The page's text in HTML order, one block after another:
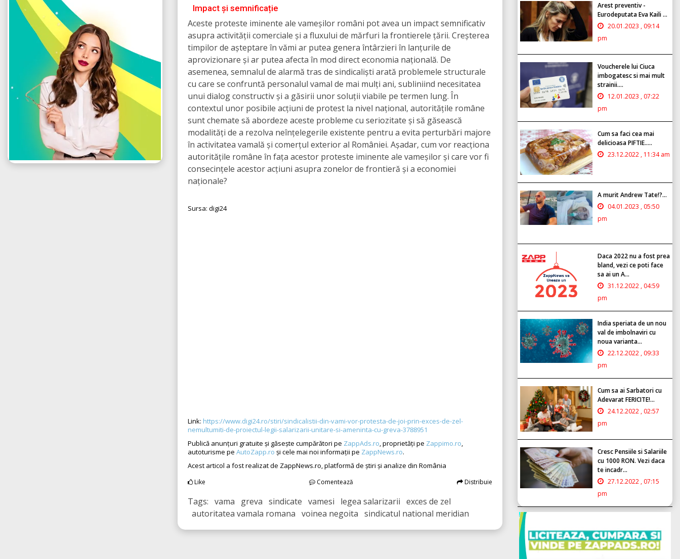
Impact și semnificație
Aceste proteste iminente ale vameșilor români pot avea un impact semnificativ
asupra activității comerciale și a fluxului de mărfuri la frontierele țării. Creșterea
timpilor de așteptare în vămi ar putea genera întârzieri în lanțurile de
aprovizionare și ar putea afecta în mod direct economia națională. De
asemenea, semnalul de alarmă tras de sindicaliști arată problemele structurale
cu care se confruntă personalul vamal de mai mulți ani, subliniind necesitatea
unui dialog constructiv și a găsirii unor soluții viabile pe termen lung. În
contextul unor posibile acțiuni de protest la nivel național, autoritățile române
sunt chemate să abordeze aceste probleme cu seriozitate și să găsească
modalități de a rezolva neînțelegerile existente pentru a evita perturbări majore
în activitatea vamală și comerțul exterior al României. Așadar, cum vor reacționa
autoritățile române în fața acestor proteste iminente ale vameșilor și care vor fi
consecințele acestor acțiuni asupra zonelor de frontieră și a economiei
naționale?
Sursa: digi24
Link: https://www.digi24.ro/stiri/sindicalistii-din-vami-vor-protesta-de-joi-prin-exces-de-zel-
nemultumiti-de-proiectul-legii-salarizarii-unitare-si-ameninta-cu-greva-3788951
Publică anunțuri gratuite și găsește cumpărători pe ZappAds.ro , proprietăți pe Zappimo.ro
autoturisme pe AutoZapp.ro și cele mai noi informații pe ZappNews.ro.
Acest articol a fost realizat de ZappNews.ro, platformă de știri și analize din România
Like Comentează Distribuie
Tags: vama greva sindicate vamesi legea salarizarii exces de zel
autoritatea vamala romana voinea negoita sindicatul national meridian
Arest preventiv -
Eurodeputata Eva Kaili ...
20.01.2023 , 09:14
pm
Voucherele lui Ciuca
imbogatesc si mai mult
strainii....
12.01.2023 , 07:22
pm
Cum sa faci cea mai
delicioasa PIFTIE.....
23.12.2022 , 11:34 am
A murit Andrew Tate!?...
04.01.2023 , 05:50
pm
Daca 2022 nu a fost prea
bland, vezi ce poti face
sa ai un A...
31.12.2022 , 04:59
pm
India speriata de un nou
val de imbolnaviri cu
noua varianta...
22.12.2022 , 09:33
pm
Cum sa ai Sarbatori cu
Adevarat FERICITE!...
24.12.2022 , 02:57
pm
Cresc Pensiile si Salariile
cu 1000 RON. Vezi daca
te incadr...
27.12.2022 , 07:15
pm